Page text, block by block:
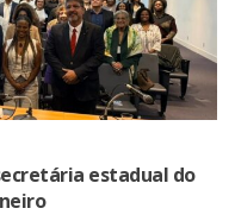
estadual do